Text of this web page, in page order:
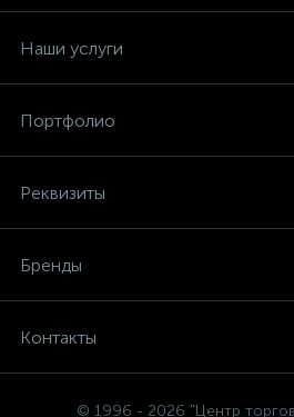
Наши услуги
Портфолио
Реквизиты
Бренды
Контакты
© 1996 - 2026 "Центр